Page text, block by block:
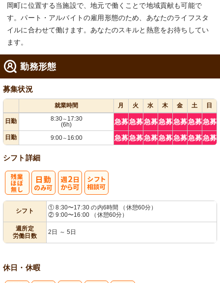
岡町に位置する当施設で、地元で働くことで地域貢献も可能で
す。パート・アルバイトの雇用形態のため、あなたのライフスタ
イルに合わせて働けます。あなたのスキルと熱意をお待ちしてい
ます。
勤務形態
募集状況
就業時間 月 火 水 木 金 土 日
日勤 8:30～ 17:30
(6h)
急募急募急募急募急募急募急募
日勤 9:00～ 16:00 急募急募急募急募急募急募急募
シフト詳細
シフト
① 8:30〜17:30 の内6時間 （休憩60分）
② 9:00〜16:00 （休憩60分）
週所定
労働日数
2日 ～ 5日
休日・休暇